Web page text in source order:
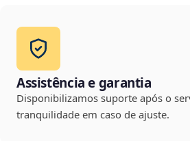
Assistência e garantia
Disponibilizamos suporte após o
tranquilidade em caso de ajuste.